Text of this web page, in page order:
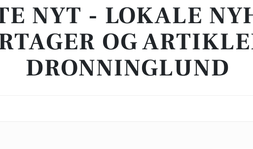
NYT - LOKALE
OG
DRONNINGLUND